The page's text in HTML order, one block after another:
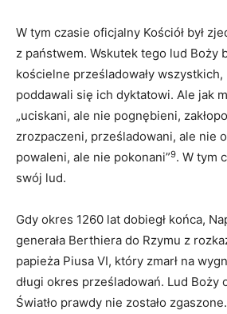
W tym czasie oficjalny Kościół był
z państwem. Wskutek tego lud Boży
kościelne prześladowały
poddawali się ich dyktatowi. Ale jak
„uciskani, ale nie pognębieni,
zrozpaczeni, prześladowani, ale nie
powaleni, ale nie pokonani”9. W tym
swój lud.
Gdy okres 1260 lat dobiegł końca,
generała Berthiera do Rzymu z
papieża Piusa VI, który zmarł na
długi okres prześladowań. Lud Boży
Światło prawdy nie zostało zgaszone.